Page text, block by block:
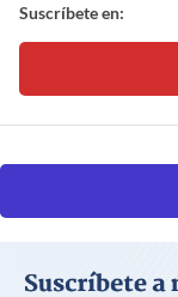
Suscríbete en: